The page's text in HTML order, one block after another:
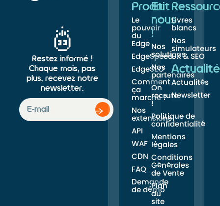
Restez informé !
Chaque mois, pas
plus, recevez notre
newsletter.
Produit
Le
pouvoir
du
Edge
EdgeSpeed
EdgeSEO
Comment
ça
marche ?
Nos
extensions
API
WAF
CDN
FAQ
Demande
de démo
Et
nous
!
Nos
solutions
Nos
partenaires
On
recrute
!
Politique de
confidentialité
Mentions
légales
Conditions
Générales
de Vente
Plan
du
site
Livres
blancs
Nos
simulateurs
UX & SEO
Actualité
Actualités
Newsletter